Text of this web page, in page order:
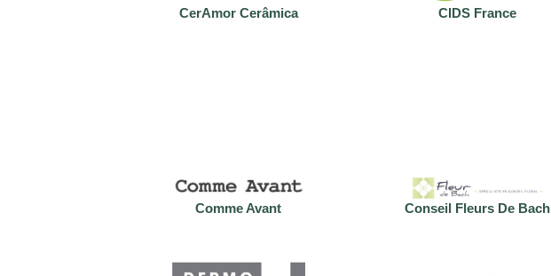
CerAmor Cerâmica CIDS France
Comme Avant Conseil Fleurs De Bach